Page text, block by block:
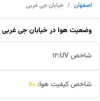
اصفهان / خیابان جی غربی
وضعیت هوا درخیابان جی غربی
شاخص UV: 12
شاخص کیفیت هوا: 80